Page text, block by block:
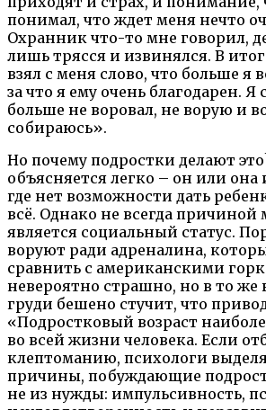
понимал, что ждет меня нечто
Охранник что-то мне говорил,
лишь трясся и извинялся. В
взял с меня слово, что больше я
за что я ему очень благодарен. Я
больше не воровал, не ворую и
собираюсь».
Но почему подростки делают
объясняется легко – он или она
где нет возможности дать
всё. Однако не всегда
является социальный статус.
воруют ради адреналина,
сравнить с американскими
невероятно страшно, но в то же
груди бешено стучит, что
«Подростковый возраст
во всей жизни человека. Если
клептоманию, психологи
причины, побуждающие
не из нужды: импульсивность,